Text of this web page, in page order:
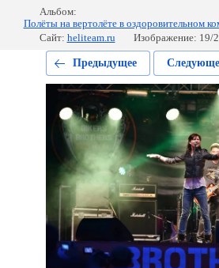
Альбом:
Полёты на вертолёте в оздоровительном
Сайт: heliteam.ru Изображение: 19/
Предыдущее